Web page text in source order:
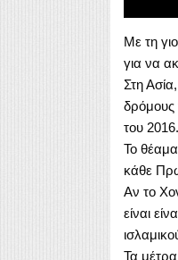
Με τη
για να
Στη
δρόμους
του 2016.
Το
κάθε
Αν το
είναι
Τα